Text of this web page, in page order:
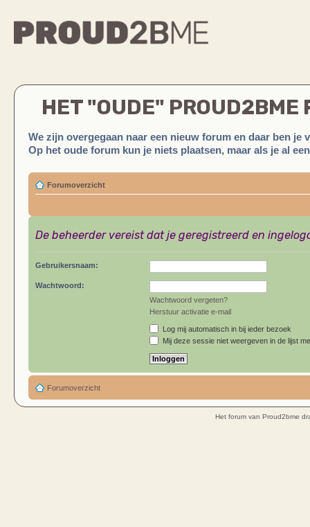
HET "OUDE" PROUD2BME
We zijn overgegaan naar een nieuw forum en daar ben je
Op het oude forum kun je niets plaatsen, maar als je al
Forumoverzicht
De beheerder vereist dat je geregistreerd en
Gebruikersnaam:
Wachtwoord:
Wachtwoord vergeten?
Herstuur activatie e-mail
Log mij automatisch in bij ieder bezoek
Mij deze sessie niet weergeven in de lijst
Forumoverzicht
Het forum van Proud2bme